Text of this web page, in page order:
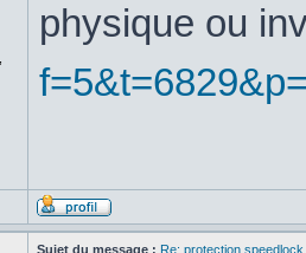
physique ou
Sujet du message : Re: protection